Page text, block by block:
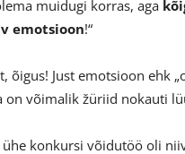
muidugi korras, aga
emotsioon!“
õigus! Just emotsioon ehk
on võimalik žüriid nokauti
ühe konkursi võidutöö oli